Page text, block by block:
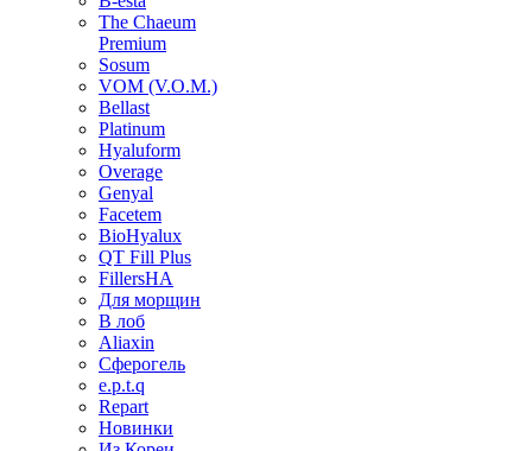
The Chaeum
Premium
Sosum
VOM (V.O.M.)
Bellast
Platinum
Hyaluform
Overage
Genyal
Facetem
BioHyalux
QT Fill Plus
FillersHA
Для морщин
В лоб
Aliaxin
Сферогель
e.p.t.q
Repart
Новинки